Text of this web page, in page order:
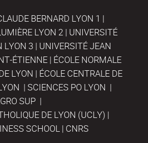
BERNARD LYON 1 |
LYON 2 | UNIVERSITÉ
3 | UNIVERSITÉ JEAN
ÉTIENNE | ÉCOLE NORMALE
LYON | ÉCOLE CENTRALE DE
| SCIENCES PO LYON |
SUP |
DE LYON (UCLY) |
SCHOOL | CNRS